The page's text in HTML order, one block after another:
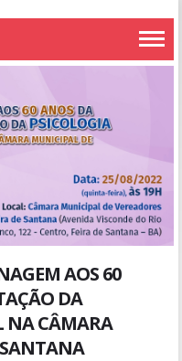
AOS 60
DA
NA CÂMARA